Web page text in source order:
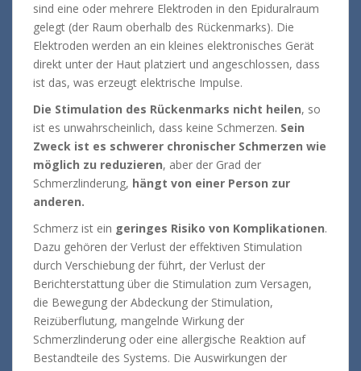
sind eine oder mehrere Elektroden in den Epiduralraum
gelegt (der Raum oberhalb des Rückenmarks). Die
Elektroden werden an ein kleines elektronisches Gerät
direkt unter der Haut platziert und angeschlossen, dass
ist das, was erzeugt elektrische Impulse.
Die Stimulation des Rückenmarks nicht heilen, so
ist es unwahrscheinlich, dass keine Schmerzen. Sein
Zweck ist es schwerer chronischer Schmerzen wie
möglich zu reduzieren, aber der Grad der
Schmerzlinderung, hängt von einer Person zur
anderen.
Schmerz ist ein geringes Risiko von Komplikationen.
Dazu gehören der Verlust der effektiven Stimulation
durch Verschiebung der führt, der Verlust der
Berichterstattung über die Stimulation zum Versagen,
die Bewegung der Abdeckung der Stimulation,
Reizüberflutung, mangelnde Wirkung der
Schmerzlinderung oder eine allergische Reaktion auf
Bestandteile des Systems. Die Auswirkungen der